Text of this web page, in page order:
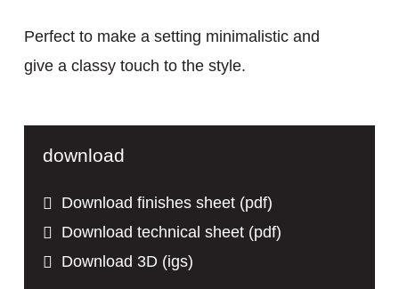
Perfect to make a setting minimalistic and
give a classy touch to the style.
download
Download finishes sheet (pdf)
Download technical sheet (pdf)
Download 3D (igs)